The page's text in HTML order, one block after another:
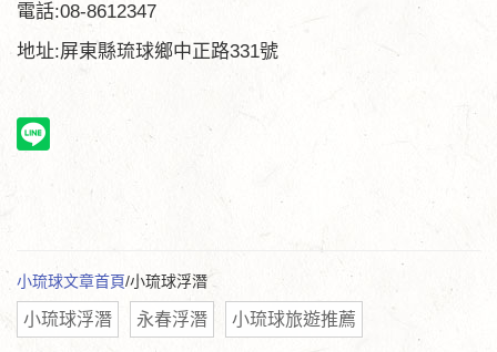
電話:08-8612347
地址:屏東縣琉球鄉中正路331號
小琉球文章首頁/小琉球浮潛
小琉球浮潛 永春浮潛 小琉球旅遊推薦